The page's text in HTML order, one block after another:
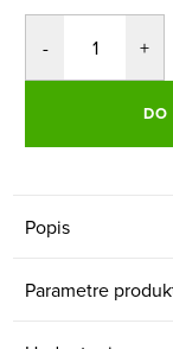
DO
Popis
Parametre